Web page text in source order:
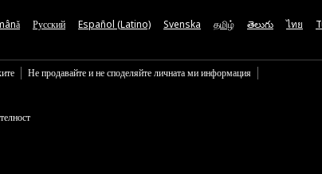
Русский Español (Latino) Svenska தமிழ் తెలుగు ไทย
Не продавайте и не споделяйте личната ми информация